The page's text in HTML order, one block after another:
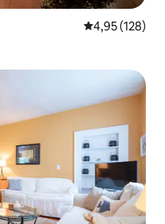
Gemiddelde
4,95 (128)